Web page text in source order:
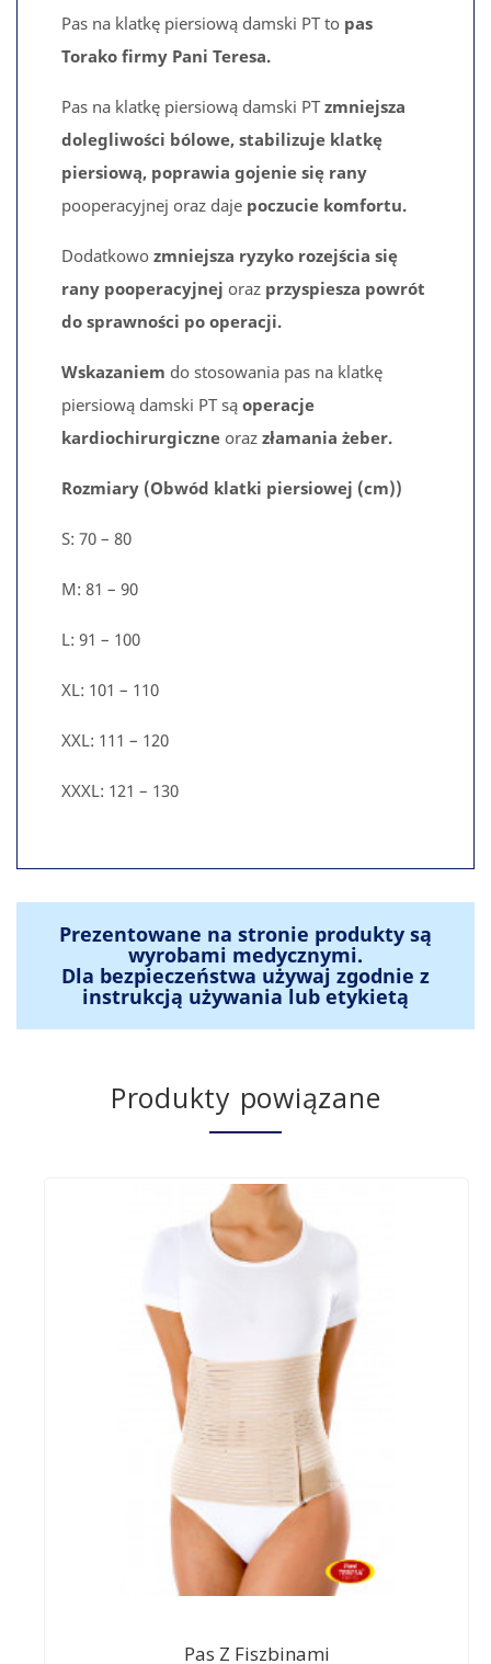
Pas na klatkę piersiową damski PT to pas
Torako firmy Pani Teresa.
Pas na klatkę piersiową damski PT zmniejsza
dolegliwości bólowe, stabilizuje klatkę
piersiową, poprawia gojenie się rany
pooperacyjnej oraz daje poczucie komfortu.
Dodatkowo zmniejsza ryzyko rozejścia się
rany pooperacyjnej oraz przyspiesza powrót
do sprawności po operacji.
Wskazaniem do stosowania pas na klatkę
piersiową damski PT są operacje
kardiochirurgiczne oraz złamania żeber.
Rozmiary (Obwód klatki piersiowej (cm))
S: 70 – 80
M: 81 – 90
L: 91 – 100
XL: 101 – 110
XXL: 111 – 120
XXXL: 121 – 130
Prezentowane na stronie produkty są
wyrobami medycznymi.
Dla bezpieczeństwa używaj zgodnie z
instrukcją używania lub etykietą
Produkty powiązane
Pas Z Fiszbinami